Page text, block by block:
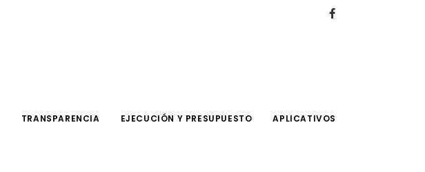
TRANSPARENCIA EJECUCIÓN Y PRESUPUESTO APLICATIVOS